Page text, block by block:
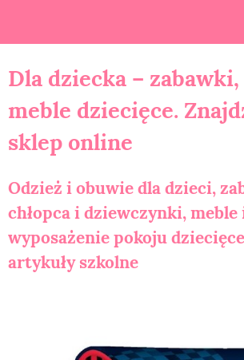
Dla dziecka –
meble dziecięce.
sklep online
Odzież i obuwie dla dzieci,
chłopca i dziewczynki, meble
wyposażenie pokoju
artykuły szkolne